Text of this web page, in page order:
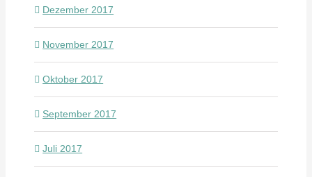
Dezember 2017
November 2017
Oktober 2017
September 2017
Juli 2017